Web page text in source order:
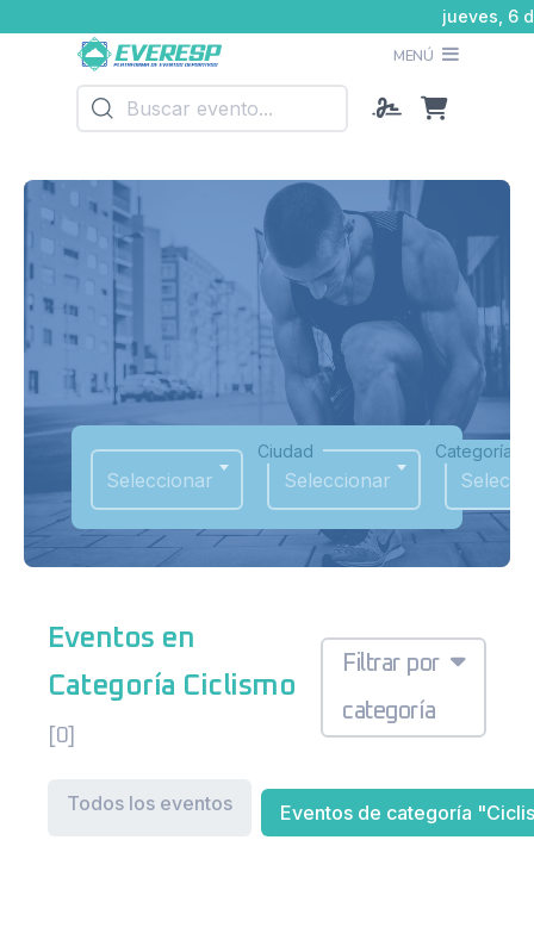
jueves, 6
MENÚ
Seleccionar
Ciudad
Seleccionar
Categoría
Eventos en
Categoría Ciclismo
[0]
Filtrar por
categoría
Todos los eventos Eventos de categoría